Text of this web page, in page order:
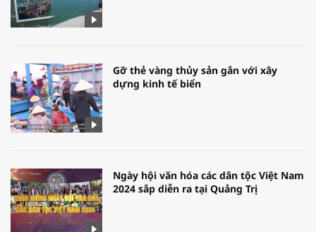
Gỡ thẻ vàng thủy sản gắn với xây
dựng kinh tế biển
Ngày hội văn hóa các dân tộc Việt Nam
2024 sắp diễn ra tại Quảng Trị